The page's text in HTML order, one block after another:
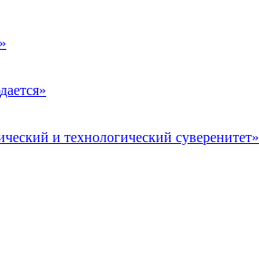
и технологический суверенитет»